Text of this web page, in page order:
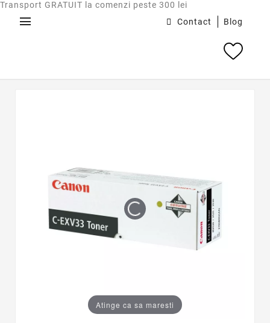
Transport GRATUIT la comenzi peste 300 lei
menu Contact Blog
Atinge ca sa maresti